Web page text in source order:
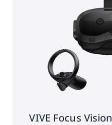
VIVE Focus Vision